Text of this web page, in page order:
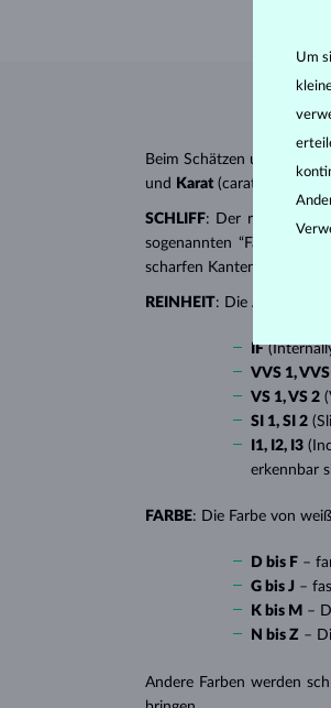
Beim Schätzen und
und
Karat (carat). All diese
SCHLIFF: Der richtige
sogenannten
scharfen Kanten,
REINHEIT: Die Anzahl,
IF
VVS 1,
VS 1, VS 2
SI 1, SI 2
I1, I2, I3
erkennbar
FARBE: Die Farbe von
D bis F –
G bis J –
K bis M –
N bis Z –
Andere Farben werden
Um